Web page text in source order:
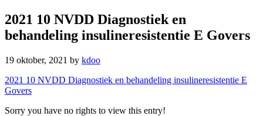
2021 10 NVDD Diagnostiek en
behandeling insulineresistentie E Govers
19 oktober, 2021 by kdoo
2021 10 NVDD Diagnostiek en behandeling insulineresistentie E
Govers
Sorry you have no rights to view this entry!